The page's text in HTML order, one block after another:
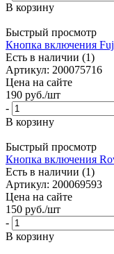
В корзину
Быстрый просмотр
Кнопка включения
Есть в наличии (1)
Артикул: 200075716
Цена на сайте
190 руб./шт
-
В корзину
Быстрый просмотр
Кнопка включения
Есть в наличии (1)
Артикул: 200069593
Цена на сайте
150 руб./шт
-
В корзину